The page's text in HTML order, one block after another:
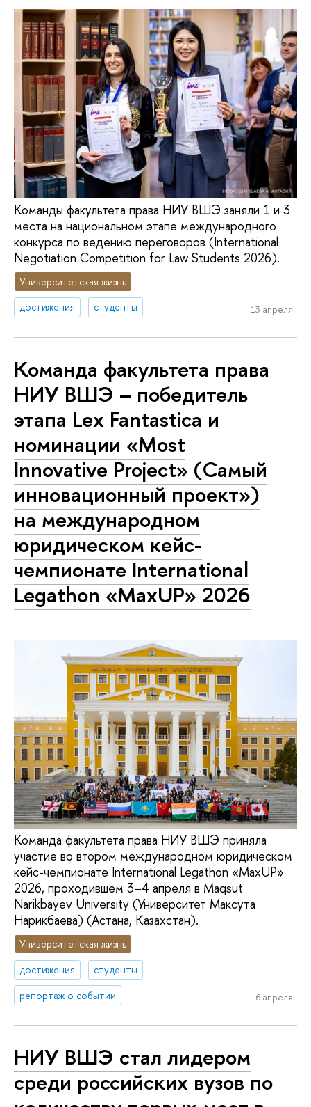
Команды факультета права НИУ ВШЭ заняли 1 и 3
места на национальном этапе международного
конкурса по ведению переговоров (International
Negotiation Competition for Law Students 2026).
Университетская жизнь
достижения
студенты 13 апреля
Команда факультета права
НИУ ВШЭ – победитель
этапа Lex Fantastica и
номинации «Most
Innovative Project» (Самый
инновационный проект»)
на международном
юридическом кейс-
чемпионате International
Legathon «MaxUP» 2026
Команда факультета права НИУ ВШЭ приняла
участие во втором международном юридическом
кейс-чемпионате International Legathon «MaxUP»
2026, проходившем 3–4 апреля в Maqsut
Narikbayev University (Университет Максута
Нарикбаева) (Астана, Казахстан).
Университетская жизнь
достижения
студенты
репортаж о событии
6 апреля
НИУ ВШЭ стал лидером
среди российских вузов по